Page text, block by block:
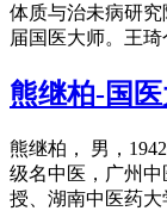
体质与治未病研
届国医大师。王
熊继柏-国
熊继柏， 男，
级名中医，广州
授、湖南中医药